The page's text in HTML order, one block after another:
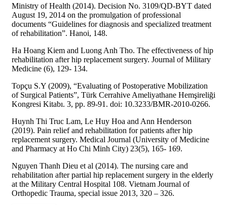
Ministry of Health (2014). Decision No. 3109/QD-BYT dated
August 19, 2014 on the promulgation of professional
documents “Guidelines for diagnosis and specialized treatment
of rehabilitation”. Hanoi, 148.
Ha Hoang Kiem and Luong Anh Tho. The effectiveness of hip
rehabilitation after hip replacement surgery. Journal of Military
Medicine (6), 129- 134.
Topçu S.Y (2009), “Evaluating of Postoperative Mobilization
of Surgical Patients”, Türk Cerrahive Ameliyathane Hemşireliği
Kongresi Kitabı. 3, pp. 89-91. doi: 10.3233/BMR-2010-0266.
Huynh Thi Truc Lam, Le Huy Hoa and Ann Henderson
(2019). Pain relief and rehabilitation for patients after hip
replacement surgery. Medical Journal (University of Medicine
and Pharmacy at Ho Chi Minh City) 23(5), 165- 169.
Nguyen Thanh Dieu et al (2014). The nursing care and
rehabilitation after partial hip replacement surgery in the elderly
at the Military Central Hospital 108. Vietnam Journal of
Orthopedic Trauma, special issue 2013, 320 – 326.